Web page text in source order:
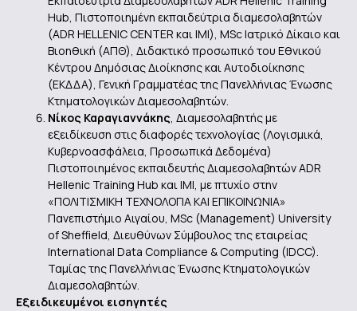
Hub, Πιστοποιημένη εκπαιδεύτρια διαμεσολαβητών
(ADR HELLENIC CENTER και ΙΜΙ), MSc Ιατρικό Δίκαιο και
Βιοηθική (ΑΠΘ), Διδακτικό προσωπικό του Εθνικού
Κέντρου Δημόσιας Διοίκησης και Αυτοδιοίκησης
(ΕΚΔΔΑ), Γενική Γραμματέας της Πανελλήνιας Ένωσης
Κτηματολογικών Διαμεσολαβητών.
Νίκος Καραγιαννάκης, Διαμεσολαβητής με
εξειδίκευση στις διαφορές τεχνολογίας (Λογισμικά,
Κυβερνοασφάλεια, Προσωπικά Δεδομένα)
Πιστοποιημένος εκπαιδευτής Διαμεσολαβητών ADR
Hellenic Training Hub και IMI, με πτυχίο στην
«ΠΟΛΙΤΙΣΜΙΚΗ ΤΕΧΝΟΛΟΓΙΑ ΚΑΙ ΕΠΙΚΟΙΝΩΝΙΑ»
Πανεπιστήμιο Αιγαίου, ΜSc (Management) University
of Sheffield, Διευθύνων Σύμβουλος της εταιρείας
International Data Compliance & Computing (ΙDCC).
Ταμίας της Πανελλήνιας Ένωσης Κτηματολογικών
Διαμεσολαβητών.
Εξειδικευμένοι εισηγητές